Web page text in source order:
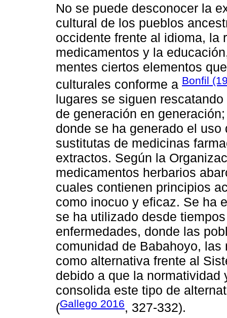
No se puede desconocer la
cultural de los pueblos
occidente frente al idioma, la
medicamentos y la
mentes ciertos elementos
culturales conforme a Bonfil
lugares se siguen
de generación en
donde se ha generado el
sustitutas de medicinas
extractos. Según la
medicamentos herbarios
cuales contienen principios
como inocuo y eficaz. Se ha
se ha utilizado desde
enfermedades, donde las
comunidad de Babahoyo,
como alternativa frente al
debido a que la
consolida este tipo de
(Gallego 2016, 327-332).